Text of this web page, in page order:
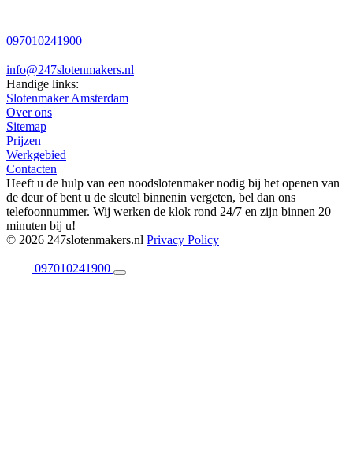
097010241900
info@247slotenmakers.nl
Handige links:
Slotenmaker Amsterdam
Over ons
Sitemap
Prijzen
Werkgebied
Contacten
Heeft u de hulp van een noodslotenmaker nodig bij het openen van
de deur of bent u de sleutel binnenin vergeten, bel dan ons
telefoonnummer. Wij werken de klok rond 24/7 en zijn binnen 20
minuten bij u!
© 2026 247slotenmakers.nl Privacy Policy
097010241900